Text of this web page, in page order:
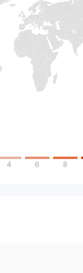
4 6 8